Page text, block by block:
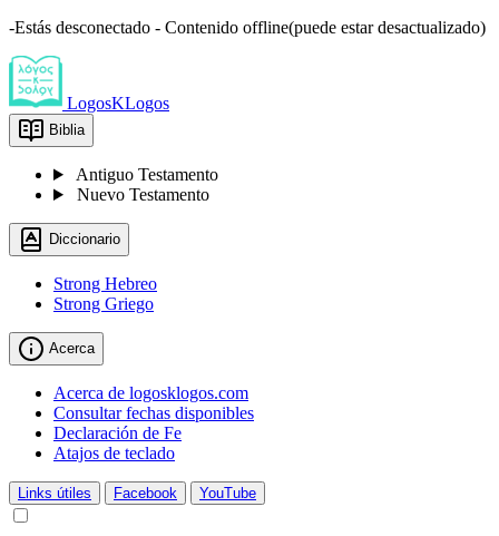
-Estás desconectado - Contenido offline(puede estar desactualizado)
LogosKLogos
Biblia
Antiguo Testamento
Nuevo Testamento
Diccionario
Strong Hebreo
Strong Griego
Acerca
Acerca de logosklogos.com
Consultar fechas disponibles
Declaración de Fe
Atajos de teclado
Links útiles Facebook YouTube